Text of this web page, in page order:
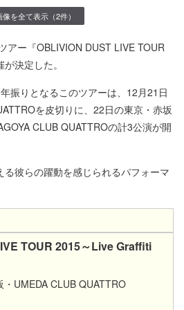
像を全て表示（2件）
アー『OBLIVION DUST LIVE TOUR
決定した。
振りとなるこのツアーは、12月21日
を皮切りに、22日の東京・赤坂
CLUB QUATTROの計3公演が開
彼らの躍動を感じられるパフォーマ
TOUR 2015～Live Graffiti
UMEDA CLUB QUATTRO